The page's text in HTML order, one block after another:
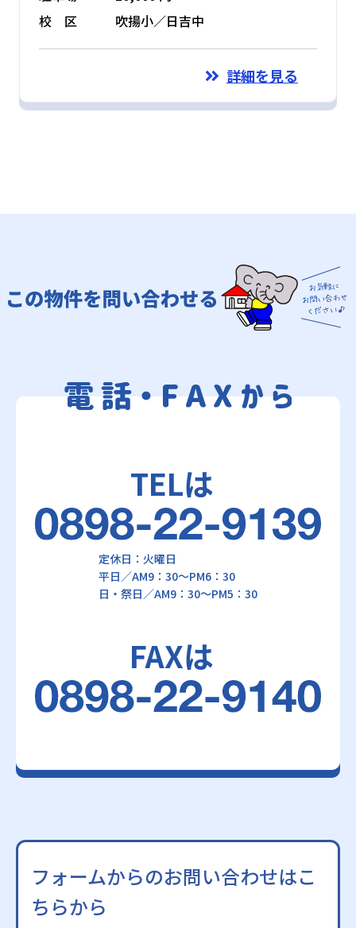
校 区
吹揚小／日吉中
詳細を見る
TELは
定休日：火曜日
平日／AM9：30～PM6：30
日・祭日／AM9：30～PM5：30
FAXは
フォームからのお問い合わせはこ
ちらから